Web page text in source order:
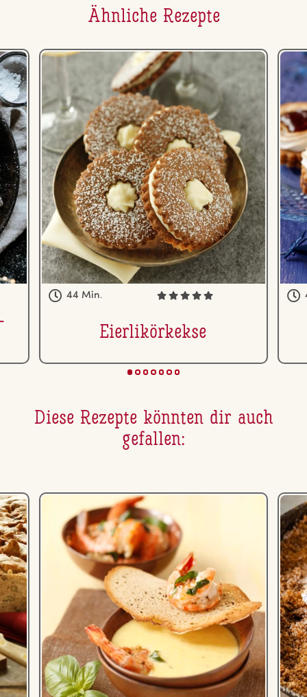
Ähnliche Rezepte
44 Min.
Ei­er­li­kör­kek­se
Diese Rezepte könnten dir auch
gefallen: